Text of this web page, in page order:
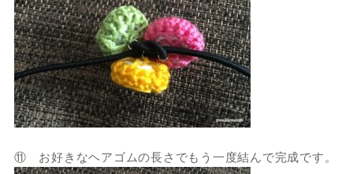
⑪ お好きなヘアゴムの長さでもう一度結んで完成です。